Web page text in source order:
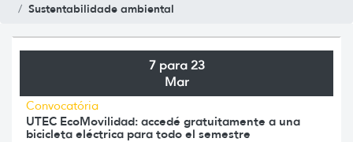
Sustentabilidade ambiental
7 para 23
Mar
Convocatória
UTEC EcoMovilidad: accedé gratuitamente a una
bicicleta eléctrica para todo el semestre